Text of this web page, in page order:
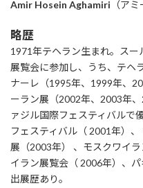
Amir Hosein Aghamiri （ア
略歴
1971年テヘラン生まれ。ス
展覧会に参加し、うち、テヘ
ナーレ（1995年、1999年、
ーラン展（2002年、2003年
ァジル国際フェスティバルで
フェスティバル（ 2001年）
展（2003年） 、モスクワイ
イラン展覧会（ 2006年）、
出展歴あり。